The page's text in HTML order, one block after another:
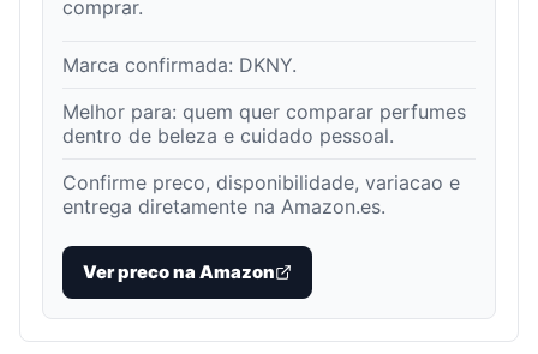
comprar.
Marca confirmada: DKNY.
Melhor para: quem quer comparar perfumes
dentro de beleza e cuidado pessoal.
Confirme preco, disponibilidade, variacao e
entrega diretamente na Amazon.es.
Ver preco na Amazon